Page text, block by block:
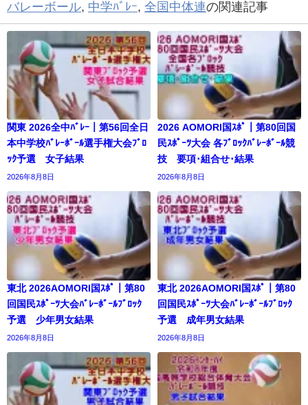
バレーボール, 中学ﾊﾞﾚｰ, 全国中体連の関連記事
関東 2026全中ﾊﾞﾚｰ｜第56回全日
本中学校ﾊﾞﾚｰﾎﾞｰﾙ選手権大会ﾌﾞﾛ
ｯｸ予選 女子結果
2026年8月8日
2026 AOMORI国ｽﾎﾟ｜第80回国
民ｽﾎﾟｰﾂ大会 各ﾌﾞﾛｯｸﾊﾞﾚｰﾎﾞｰﾙ競
技 要項･組合せ･結果
2026年8月8日
東北 2026AOMORI国ｽﾎﾟ｜第80
回国民ｽﾎﾟｰﾂ大会ﾊﾞﾚｰﾎﾞｰﾙﾌﾞﾛｯｸ
予選 少年男女結果
2026年8月8日
東北 2026AOMORI国ｽﾎﾟ｜第80
回国民ｽﾎﾟｰﾂ大会ﾊﾞﾚｰﾎﾞｰﾙﾌﾞﾛｯｸ
予選 成年男女結果
2026年8月8日